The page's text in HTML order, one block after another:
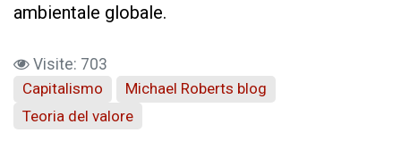
ambientale globale.
Visite: 703
Capitalismo
Michael Roberts blog
Teoria del valore